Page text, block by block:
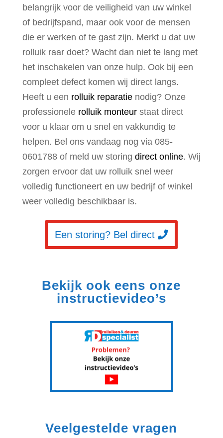
belangrijk voor de veiligheid van uw winkel
of bedrijfspand, maar ook voor de mensen
die er werken of te gast zijn. Merkt u dat uw
rolluik raar doet? Wacht dan niet te lang met
het inschakelen van onze hulp. Ook bij een
compleet defect komen wij direct langs.
Heeft u een rolluik reparatienodig? Onze
professionele rolluik monteurstaat direct
voor u klaar om u snel en vakkundig te
helpen. Bel ons vandaag nog via 085-
0601788 of meld uw storing direct online. Wij
zorgen ervoor dat uw rolluik snel weer
volledig functioneert en uw bedrijf of winkel
weer volledig beschikbaar is.
Een storing? Bel direct
Bekijk ook eens onze
instructievideo’s
Veelgestelde vragen